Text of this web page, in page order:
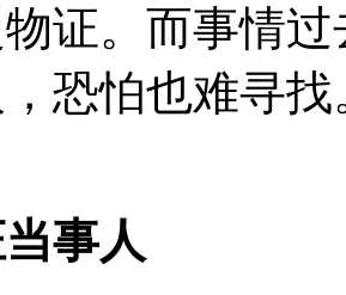
证。而事情
恐怕也难寻
事人